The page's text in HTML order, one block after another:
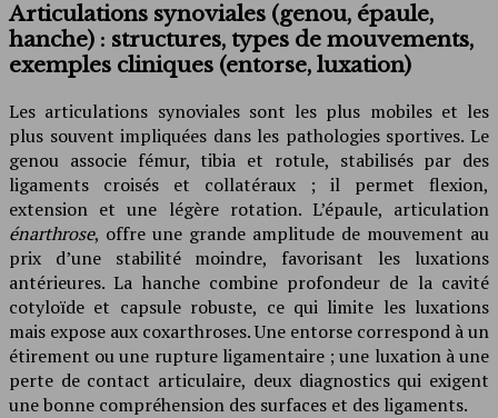
Articulations synoviales (genou, épaule,
hanche) : structures, types de mouvements,
exemples cliniques (entorse, luxation)
Les articulations synoviales sont les plus mobiles et les
plus souvent impliquées dans les pathologies sportives. Le
genou associe fémur, tibia et rotule, stabilisés par des
ligaments croisés et collatéraux ; il permet flexion,
extension et une légère rotation. L’épaule, articulation
énarthrose, offre une grande amplitude de mouvement au
prix d’une stabilité moindre, favorisant les luxations
antérieures. La hanche combine profondeur de la cavité
cotyloïde et capsule robuste, ce qui limite les luxations
mais expose aux coxarthroses. Une entorse correspond à un
étirement ou une rupture ligamentaire ; une luxation à une
perte de contact articulaire, deux diagnostics qui exigent
une bonne compréhension des surfaces et des ligaments.